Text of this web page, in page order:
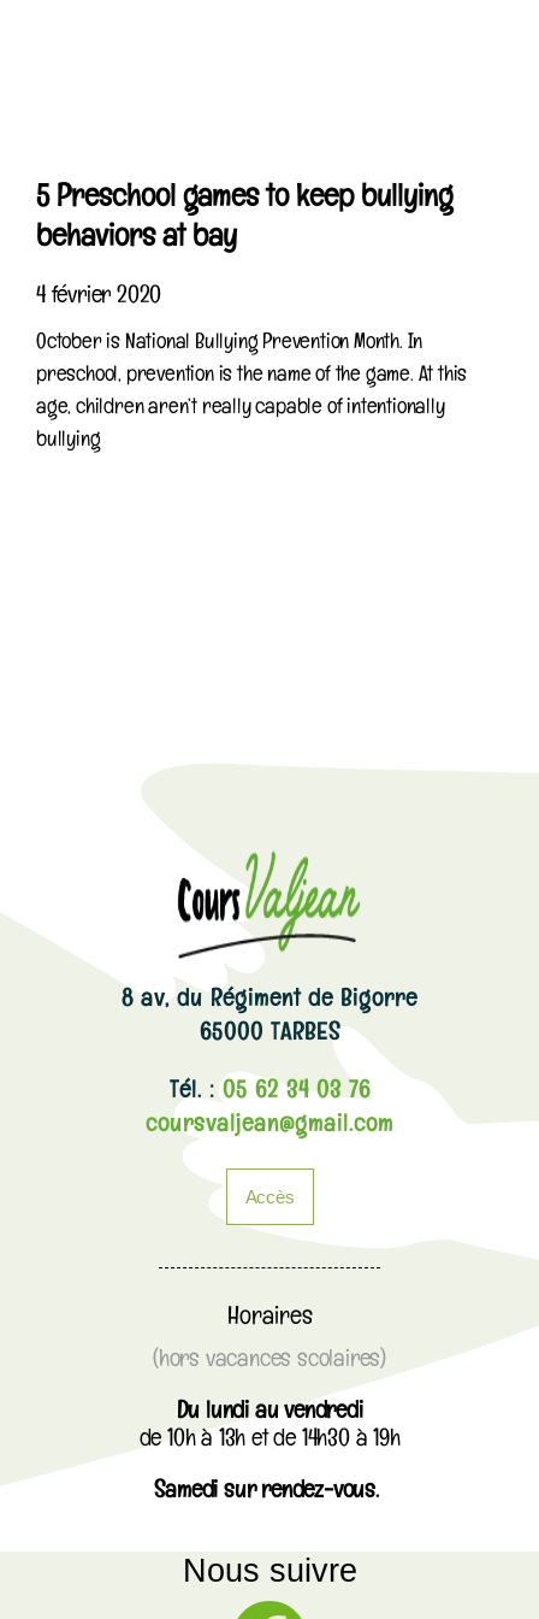
5 Preschool games to keep bullying
behaviors at bay
4 février 2020
October is National Bullying Prevention Month. In
preschool, prevention is the name of the game. At this
age, children aren’t really capable of intentionally
bullying
8 av, du Régiment de Bigorre
65000 TARBES
Tél. : 05 62 34 03 76
coursvaljean@gmail.com
Accès
Horaires
(hors vacances scolaires)
Du lundi au vendredi
de 10h à 13h et de 14h30 à 19h
Samedi sur rendez-vous.
Nous suivre